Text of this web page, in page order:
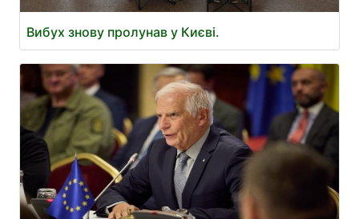
Вибух знову пролунав у Києві.